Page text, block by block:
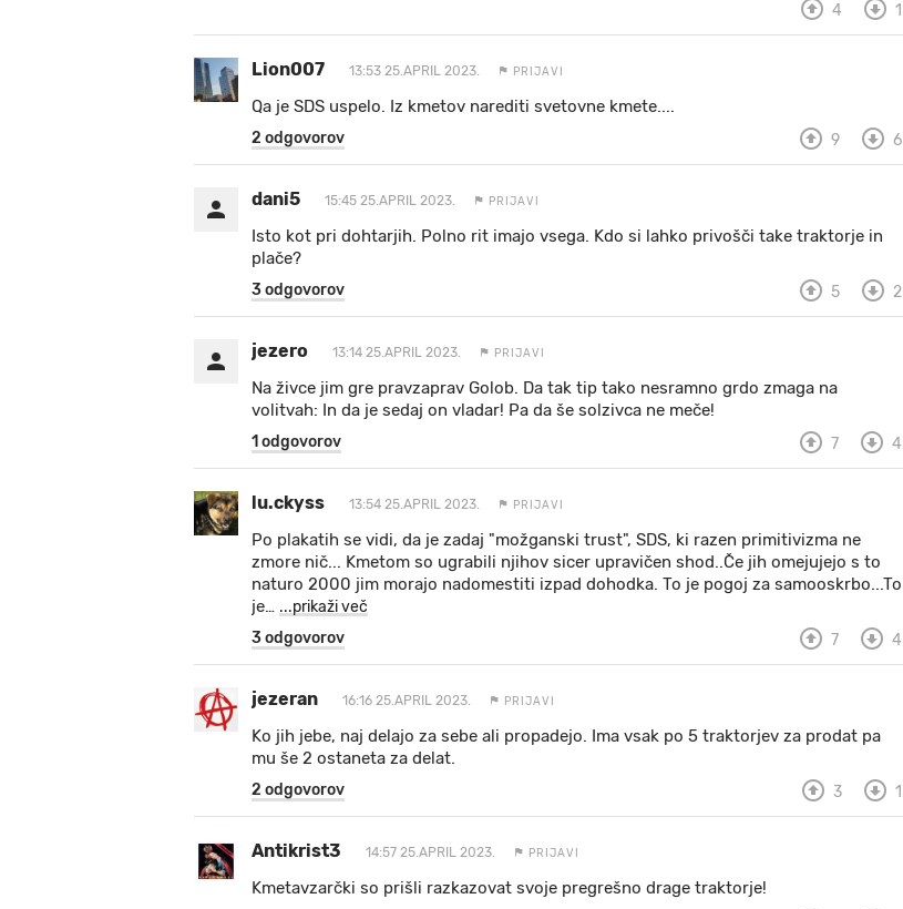
4 1
Lion007 13:53 25.APRIL 2023. PRIJAVI
Qa je SDS uspelo. Iz kmetov narediti svetovne kmete....
2 odgovorov 9 6
dani5 15:45 25.APRIL 2023. PRIJAVI
Isto kot pri dohtarjih. Polno rit imajo vsega. Kdo si lahko privošči take traktorje in
plače?
3 odgovorov 5 2
jezero 13:14 25.APRIL 2023. PRIJAVI
Na živce jim gre pravzaprav Golob. Da tak tip tako nesramno grdo zmaga na
volitvah: In da je sedaj on vladar! Pa da še solzivca ne meče!
1 odgovorov 7 4
lu.ckyss 13:54 25.APRIL 2023. PRIJAVI
Po plakatih se vidi, da je zadaj "možganski trust", SDS, ki razen primitivizma ne
zmore nič... Kmetom so ugrabili njihov sicer upravičen shod..Če jih omejujejo s to
naturo 2000 jim morajo nadomestiti izpad dohodka. To je pogoj za samooskrbo...To
je… ...prikaži več
3 odgovorov
7 4
jezeran 16:16 25.APRIL 2023. PRIJAVI
Ko jih jebe, naj delajo za sebe ali propadejo. Ima vsak po 5 traktorjev za prodat pa
mu še 2 ostaneta za delat.
2 odgovorov 3 1
Antikrist3 14:57 25.APRIL 2023. PRIJAVI
Kmetavzarčki so prišli razkazovat svoje pregrešno drage traktorje!